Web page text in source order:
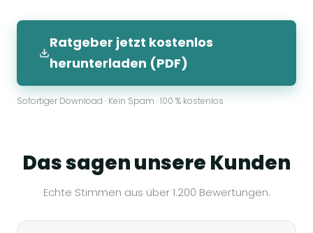
Ratgeber jetzt kostenlos
herunterladen (PDF)
Sofortiger Download · Kein Spam · 100 % kostenlos
Das sagen unsere Kunden
Echte Stimmen aus über 1.200 Bewertungen.